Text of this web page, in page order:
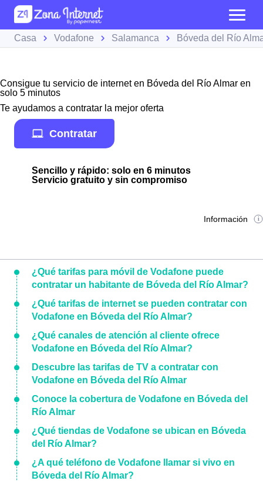
Casa Vodafone Salamanca Bóveda del Río
Consigue tu servicio de internet en Bóveda del Río Almar en
solo 5 minutos
Te ayudamos a contratar la mejor oferta
Contratar
Sencillo y rápido: solo en 6 minutos
Servicio gratuito y sin compromiso
Información
¿Qué tarifas para móvil de Vodafone puede
contratar un habitante de Bóveda del Río Almar?
¿Qué tarifas de internet se pueden contratar con
Vodafone en Bóveda del Río Almar?
¿Qué canales de atención al cliente ofrece
Vodafone en Bóveda del Río Almar?
Descubre las tarifas de TV a contratar con
Vodafone en Bóveda del Río Almar
Conoce la cobertura de Vodafone en Bóveda del
Río Almar
¿Qué tiendas de Vodafone se ubican en Bóveda
del Río Almar?
¿A qué teléfono de Vodafone llamar si vivo en
Bóveda del Río Almar?